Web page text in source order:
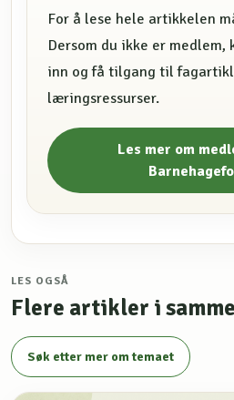
For å lese hele artikkelen
Dersom du ikke er medlem,
inn og få tilgang til
læringsressurser.
Les mer om
LES OGSÅ
Flere artikler i
Søk etter mer om temaet